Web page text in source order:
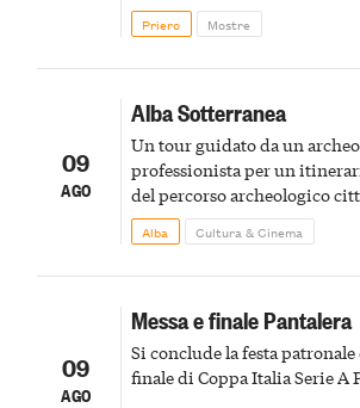
Priero Mostre
09
AGO
Alba Sotterranea
Un tour guidato da un
professionista per un
del percorso archeologico
Alba Cultura & Cinema
09
AGO
Messa e finale Pantalera
Si conclude la festa patronale
finale di Coppa Italia Serie A